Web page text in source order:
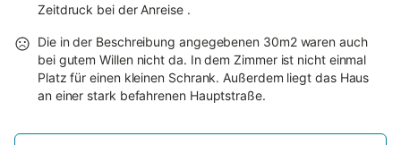
Zeitdruck bei der Anreise .
Die in der Beschreibung angegebenen 30m2 waren auch
bei gutem Willen nicht da. In dem Zimmer ist nicht einmal
Platz für einen kleinen Schrank. Außerdem liegt das Haus
an einer stark befahrenen Hauptstraße.